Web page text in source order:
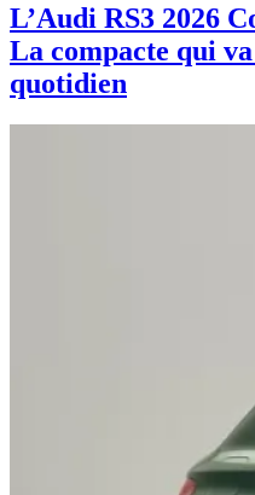
L’Audi RS3 2026
La compacte qui
quotidien